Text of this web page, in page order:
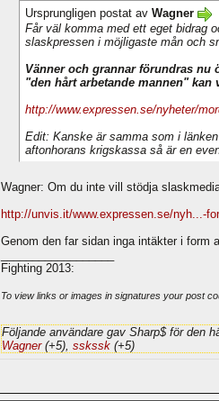
Ursprungligen postat av Wagner
Får väl komma med ett eget bidrag
slaskpressen i möjligaste mån och
Vänner och grannar förundras
"den hårt arbetande mannen"
http://www.expressen.se/nyheter/
Edit: Kanske är samma som i
aftonhorans krigskassa så är en
Wagner: Om du inte vill stödja
http://unvis.it/www.expressen.se/nyh...-
Genom den far sidan inga intäkter i form
Fighting 2013:
To view links or images in signatures your post
Följande användare gav Sharp$ för den
Wagner(+5), sskssk (+5)